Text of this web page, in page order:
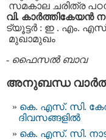
സമകാല ചരിത്ര
വി. കാര്‍ത്തികേയന്‍
ട്യൂട്ടര്‍ : ഇ . എം.
മുഖാമുഖം
- ഫൈസല്‍ ബാവ
അനുബന്ധ
കെ. എസ്. സി.
ദിവസങ്ങളിൽ
കെ. എസ്. സി.